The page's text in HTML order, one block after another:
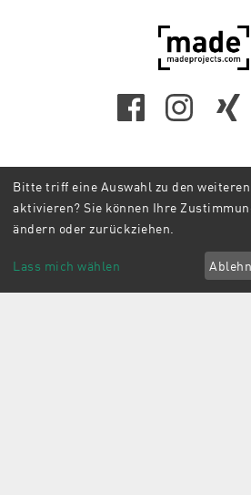
Office
madeprojects
+49 89 500 779 77 0
Werner-
85254
Bitte triff eine Auswahl zu den
aktivieren? Sie können Ihre
ändern oder zurückziehen.
Lass mich wählen